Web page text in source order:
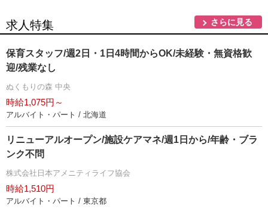
求人特集 さらに見る
保育スタッフ/週2日・1日4時間からOK/未経験・無資格歓
迎/残業なし
ぬくもりの森 中央
時給1,075円～
アルバイト・パート / 北海道
リニューアルオープン/施設ケアマネ/週1日から/年齢・ブラ
ンク不問
株式会社日本アメニティライフ協会
時給1,510円
アルバイト・パート / 東京都